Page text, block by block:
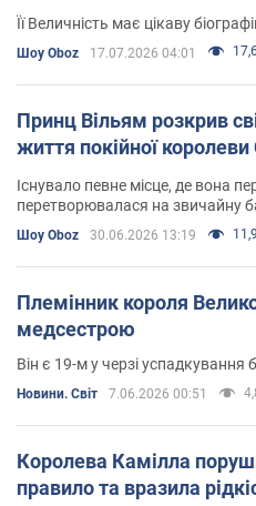
виповнилося 79
Її Величність має цікаву
Шоу Oboz 17.07.2026 04:01
Принц Вільям розкрив
життя покійної
Існувало певне місце, де вона
перетворювалася на звичайну
Шоу Oboz 30.06.2026 13:19
Племінник короля
медсестрою
Він є 19-м у черзі успадкування
Новини. Світ 7.06.2026 00:51
Королева Камілла
правило та вразила